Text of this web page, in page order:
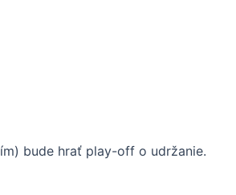
bude hrať play-off o udržanie.